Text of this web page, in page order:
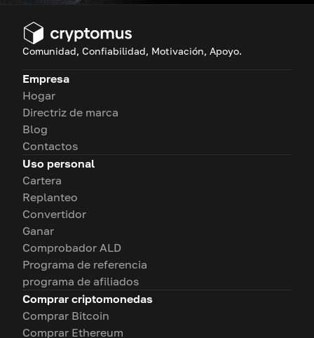
Comunidad, Confiabilidad, Motivación, Apoyo.
Empresa
Hogar
Directriz de marca
Blog
Contactos
Uso personal
Cartera
Replanteo
Convertidor
Ganar
Comprobador ALD
Programa de referencia
programa de afiliados
Comprar criptomonedas
Comprar Bitcoin
Comprar Ethereum